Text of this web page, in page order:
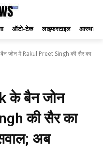
ऑटो-टेक लाइफस्टाइल आस्था
जोन में Rakul Preet Singh की सैर का
के बैन जोन
की सैर का
अब